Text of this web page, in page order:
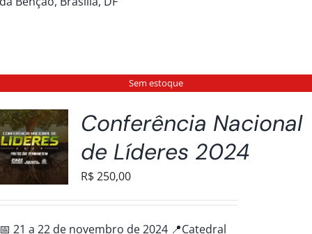
Sem estoque
Conferência Nacional
de Líderes 2024
R$250,00
📅 21 a 22 de novembro de 2024 📍Catedral